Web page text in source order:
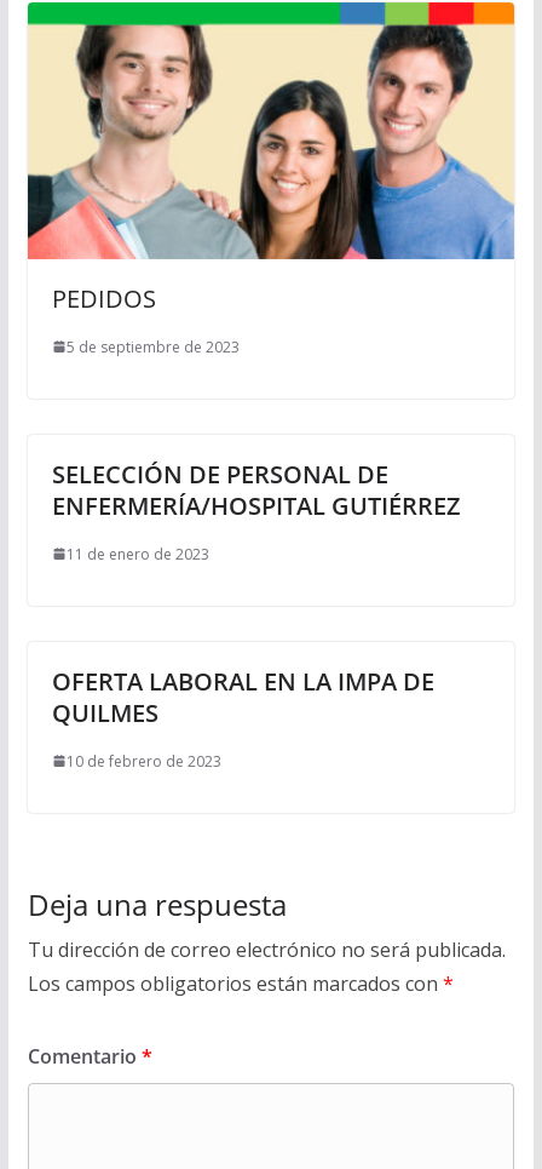
PEDIDOS
5 de septiembre de 2023
SELECCIÓN DE PERSONAL DE
ENFERMERÍA/HOSPITAL GUTIÉRREZ
11 de enero de 2023
OFERTA LABORAL EN LA IMPA DE
QUILMES
10 de febrero de 2023
Deja una respuesta
Tu dirección de correo electrónico no será publicada.
Los campos obligatorios están marcados con *
Comentario *